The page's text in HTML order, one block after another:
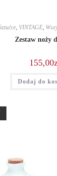
, VINTAGE,
Zestaw noży
155,00
Dodaj do